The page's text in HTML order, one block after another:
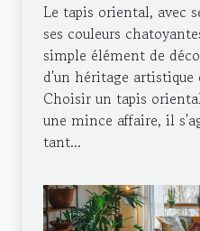
Le tapis oriental, avec
ses couleurs
simple élément de
d'un héritage
Choisir un tapis
une mince affaire, il
tant...